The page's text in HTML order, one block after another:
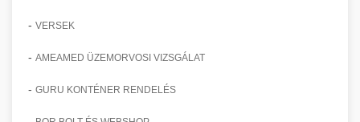
- VERSEK
- AMEAMED ÜZEMORVOSI VIZSGÁLAT
- GURU KONTÉNER RENDELÉS